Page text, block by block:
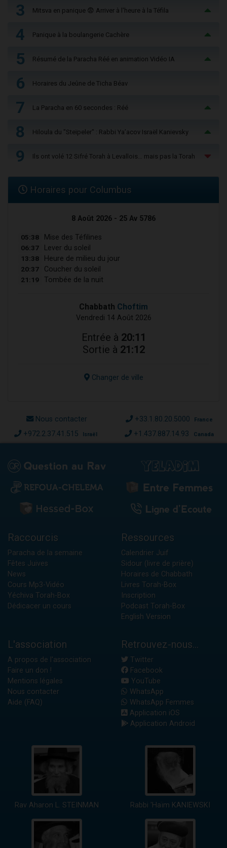
3 Mitsva en panique 😨 Arriver à l'heure à la Téfila
4 Panique à la boulangerie Cachère
5 Résumé de la Paracha Réé en animation Vidéo IA
6 Horaires du Jeûne de Ticha Béav
7 La Paracha en 60 secondes : Réé
8 Hiloula du "Steïpeler" : Rabbi Ya’acov Israël Kanievsky
9 Ils ont volé 12 Sifré Torah à Levallois… mais pas la Torah
Horaires pour Columbus
8 Août 2026 - 25 Av 5786
05:38 Mise des Téfilines
06:37 Lever du soleil
13:38 Heure de milieu du jour
20:37 Coucher du soleil
21:19 Tombée de la nuit
Chabbath Choftim
Vendredi 14 Août 2026
Entrée à 20:11
Sortie à 21:12
Changer de ville
Nous contacter +33.1.80.20.5000 France
+972.2.37.41.515 Israël +1.437.887.14.93 Canada
Raccourcis
Paracha de la semaine
Fêtes Juives
News
Cours Mp3-Vidéo
Yéchiva Torah-Box
Dédicacer un cours
Ressources
Calendrier Juif
Sidour (livre de prière)
Horaires de Chabbath
Livres Torah-Box
Inscription
Podcast Torah-Box
English Version
L'association
A propos de l'association
Faire un don !
Mentions légales
Nous contacter
Aide (FAQ)
Retrouvez-nous...
Twitter
Facebook
YouTube
WhatsApp
WhatsApp Femmes
Application iOS
Application Android
Rav Aharon L. STEINMAN Rabbi 'Haïm KANIEWSKI